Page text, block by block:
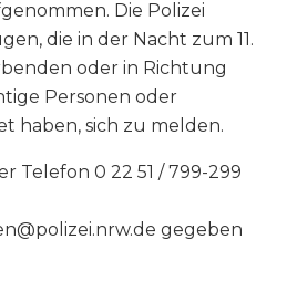
Die Polizei
die in der Nacht zum 11.
oder in Richtung
Personen oder
haben, sich zu melden.
Telefon 0 22 51 / 799-299
gegeben